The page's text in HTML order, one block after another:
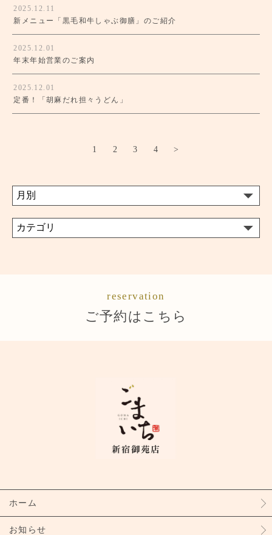
2025.12.11
新メニュー「黒毛和牛しゃぶ御膳」のご紹介
2025.12.01
年末年始営業のご案内
2025.12.01
定番！「胡麻だれ担々うどん」
1 2 3 4 >
reservation
ご予約はこちら
ホーム
お知らせ